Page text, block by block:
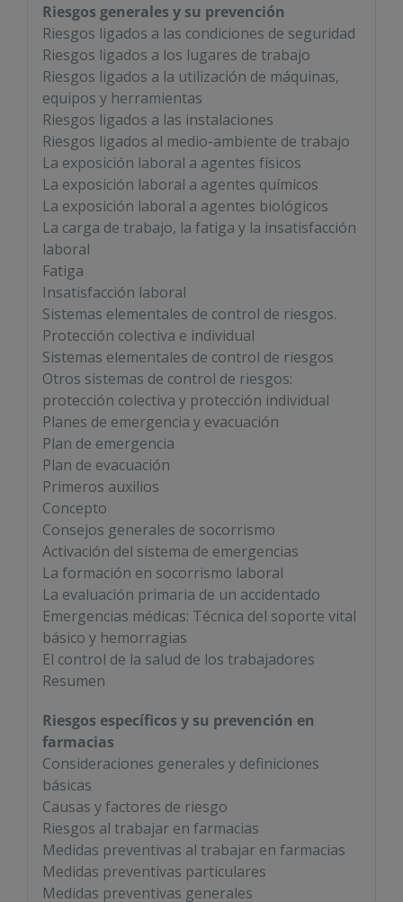
Riesgos generales y su prevención
Riesgos ligados a las condiciones de seguridad
Riesgos ligados a los lugares de trabajo
Riesgos ligados a la utilización de máquinas,
equipos y herramientas
Riesgos ligados a las instalaciones
Riesgos ligados al medio-ambiente de trabajo
La exposición laboral a agentes físicos
La exposición laboral a agentes químicos
La exposición laboral a agentes biológicos
La carga de trabajo, la fatiga y la insatisfacción
laboral
Fatiga
Insatisfacción laboral
Sistemas elementales de control de riesgos.
Protección colectiva e individual
Sistemas elementales de control de riesgos
Otros sistemas de control de riesgos:
protección colectiva y protección individual
Planes de emergencia y evacuación
Plan de emergencia
Plan de evacuación
Primeros auxilios
Concepto
Consejos generales de socorrismo
Activación del sistema de emergencias
La formación en socorrismo laboral
La evaluación primaria de un accidentado
Emergencias médicas: Técnica del soporte vital
básico y hemorragias
El control de la salud de los trabajadores
Resumen
Riesgos específicos y su prevención en
farmacias
Consideraciones generales y definiciones
básicas
Causas y factores de riesgo
Riesgos al trabajar en farmacias
Medidas preventivas al trabajar en farmacias
Medidas preventivas particulares
Medidas preventivas generales